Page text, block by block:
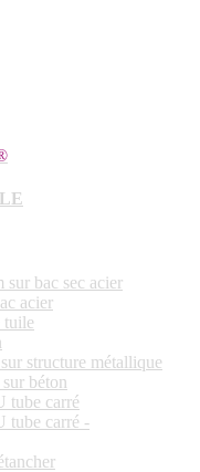
sur bac sec acier
acier
tuile
structure métallique
béton
tube carré
tube carré -